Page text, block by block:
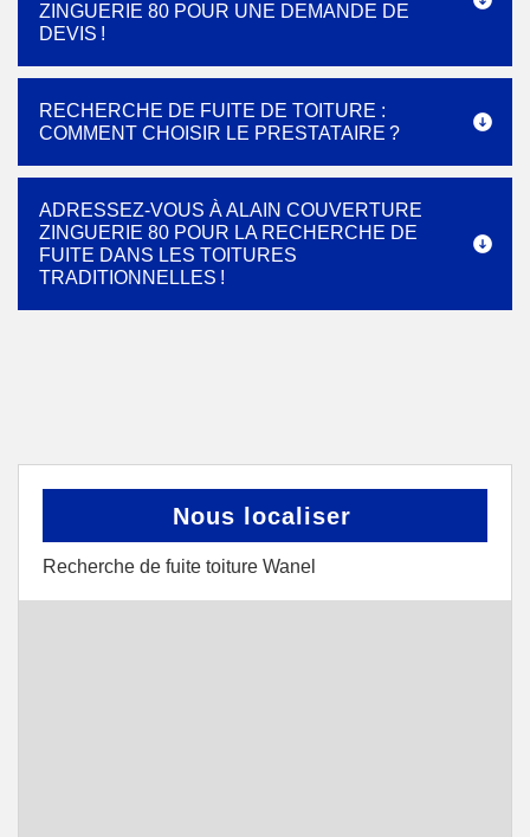
ZINGUERIE 80 POUR UNE DEMANDE DE
DEVIS !
RECHERCHE DE FUITE DE TOITURE :
COMMENT CHOISIR LE PRESTATAIRE ?
ADRESSEZ-VOUS À ALAIN COUVERTURE
ZINGUERIE 80 POUR LA RECHERCHE DE
FUITE DANS LES TOITURES
TRADITIONNELLES !
Nous localiser
Recherche de fuite toiture Wanel